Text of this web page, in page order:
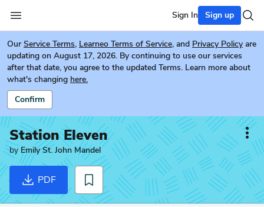
Sign In Sign up
Our Service Terms, Learneo Terms of Service, and Privacy Policy are
updating on August 17, 2026. By continuing to use our services
after that date, you agree to the updated Terms. Learn more about
what's changing here.
Confirm
Station Eleven
by Emily St. John Mandel
PDF